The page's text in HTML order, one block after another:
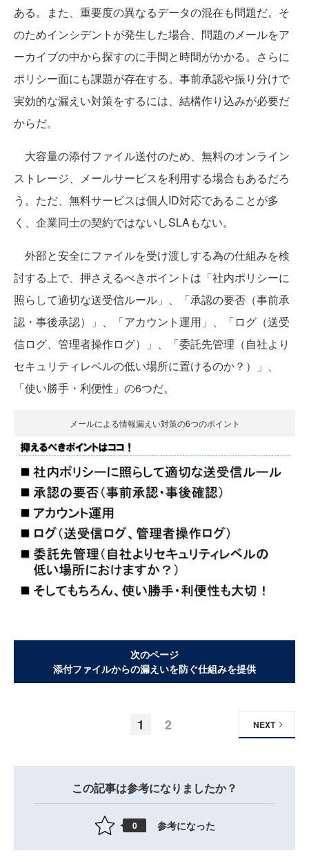
ある。また、重要度の異なるデータの混在も問題だ。そ
のためインシデントが発生した場合、問題のメールをア
ーカイブの中から探すのに手間と時間がかかる。さらに
ポリシー面にも課題が存在する。事前承認や振り分けで
実効的な漏えい対策をするには、結構作り込みが必要だ
からだ。
大容量の添付ファイル送付のため、無料のオンライン
ストレージ、メールサービスを利用する場合もあるだろ
う。ただ、無料サービスは個人ID対応であることが多
く、企業同士の契約ではないしSLAもない。
外部と安全にファイルを受け渡しする為の仕組みを検
討する上で、押さえるべきポイントは「社内ポリシーに
照らして適切な送受信ルール」、「承認の要否（事前承
認・事後承認）」、「アカウント運用」、「ログ（送受
信ログ、管理者操作ログ）」、「委託先管理（自社より
セキュリティレベルの低い場所に置けるのか？）」、
「使い勝手・利便性」の6つだ。
メールによる情報漏えい対策の6つのポイント
次のページ
添付ファイルからの漏えいを防ぐ仕組みを提供
1 2 NEXT
この記事は参考になりましたか？
0 参考になった